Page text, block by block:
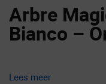
Arbre
Bianco –
Lees meer